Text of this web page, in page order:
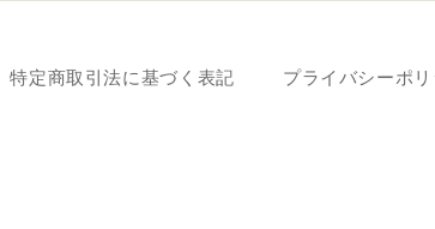
特定商取引法に基づく表記 プライバシーポ